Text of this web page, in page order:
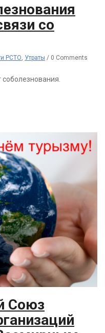
со
РСТО, Утраты / 0 Comments
Союз